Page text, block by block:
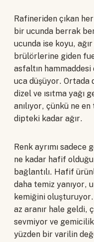
Rafineriden çıkan
bir ucunda berrak
ucunda ise koyu,
brülörlerine giden
asfaltın hammaddesi
uca düşüyor. Ortada
dizel ve ısıtma yağı
anılıyor, çünkü ne
dipteki kadar ağır.
Renk ayrımı sadece
ne kadar hafif
bağlantılı. Hafif
daha temiz yanıyor,
kemiğini
az aranır hale geldi,
sevmiyor ve
yüzden bir varilin